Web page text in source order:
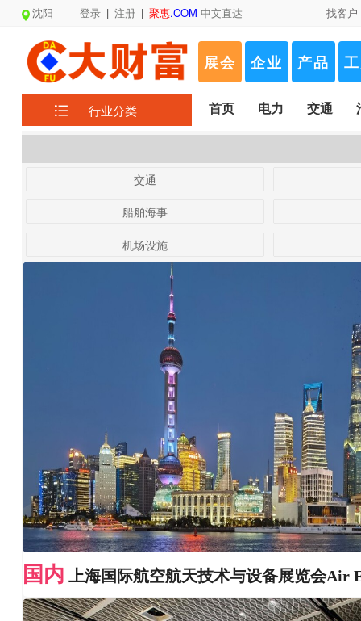
沈阳 登录 | 注册 | 聚惠.COM 中文直达 找客户
展会 企业 产品
行业分类 首页 电力 交通
交通
船舶海事
机场设施
国内 上海国际航空航天技术与设备展览会Air